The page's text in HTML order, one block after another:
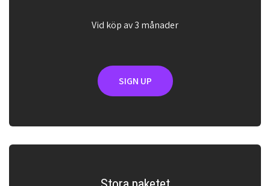
Vid köp av 3 månader
SIGN UP